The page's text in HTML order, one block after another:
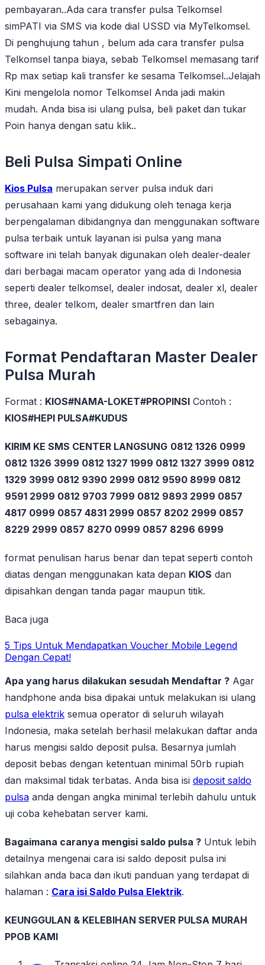
pembayaran..Ada cara transfer pulsa Telkomsel
simPATI via SMS via kode dial USSD via MyTelkomsel.
Di penghujung tahun , belum ada cara transfer pulsa
Telkomsel tanpa biaya, sebab Telkomsel memasang tarif
Rp max setiap kali transfer ke sesama Telkomsel..Jelajah
Kini mengelola nomor Telkomsel Anda jadi makin
mudah. Anda bisa isi ulang pulsa, beli paket dan tukar
Poin hanya dengan satu klik..
Beli Pulsa Simpati Online
Kios Pulsa merupakan server pulsa induk dari
perusahaan kami yang didukung oleh tenaga kerja
berpengalaman dibidangnya dan menggunakan software
pulsa terbaik untuk layanan isi pulsa yang mana
software ini telah banyak digunakan oleh dealer-dealer
dari berbagai macam operator yang ada di Indonesia
seperti dealer telkomsel, dealer indosat, dealer xl, dealer
three, dealer telkom, dealer smartfren dan lain
sebagainya.
Format Pendaftaran Master Dealer
Pulsa Murah
Format : KIOS#NAMA-LOKET#PROPINSI Contoh :
KIOS#HEPI PULSA#KUDUS
KIRIM KE SMS CENTER LANGSUNG 0812 1326 0999
0812 1326 3999 0812 1327 1999 0812 1327 3999 0812
1329 3999 0812 9390 2999 0812 9590 8999 0812
9591 2999 0812 9703 7999 0812 9893 2999 0857
4817 0999 0857 4831 2999 0857 8202 2999 0857
8229 2999 0857 8270 0999 0857 8296 6999
format penulisan harus benar dan tepat seperti contoh
diatas dengan menggunakan kata depan KIOS dan
dipisahkan dengan tanda pagar maupun titik.
Baca juga
5 Tips Untuk Mendapatkan Voucher Mobile Legend
Dengan Cepat!
Apa yang harus dilakukan sesudah Mendaftar ? Agar
handphone anda bisa dipakai untuk melakukan isi ulang
pulsa elektrik semua operator di seluruh wilayah
Indonesia, maka setelah berhasil melakukan daftar anda
harus mengisi saldo deposit pulsa. Besarnya jumlah
deposit bebas dengan ketentuan minimal 50rb rupiah
dan maksimal tidak terbatas. Anda bisa isi deposit saldo
pulsa anda dengan angka minimal terlebih dahulu untuk
uji coba kehebatan server kami.
Bagaimana caranya mengisi saldo pulsa ? Untuk lebih
detailnya mengenai cara isi saldo deposit pulsa ini
silahkan anda baca dan ikuti panduan yang terdapat di
halaman : Cara isi Saldo Pulsa Elektrik.
KEUNGGULAN & KELEBIHAN SERVER PULSA MURAH
PPOB KAMI